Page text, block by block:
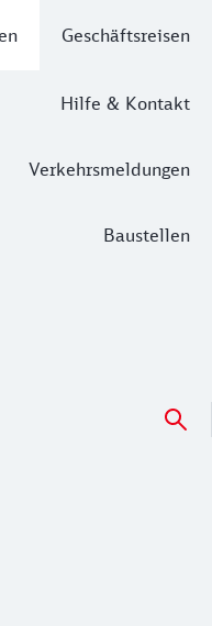
Geschäftsreisen
Hilfe & Kontakt
Verkehrsmeldungen
Baustellen